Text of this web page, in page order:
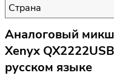
Страна
Аналоговый
Xenyx
русском языке